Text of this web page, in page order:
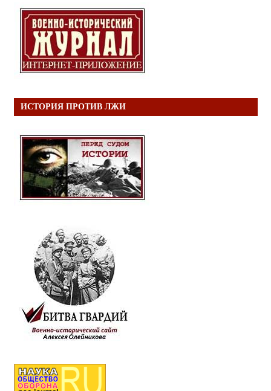
ИСТОРИЯ ПРОТИВ ЛЖИ